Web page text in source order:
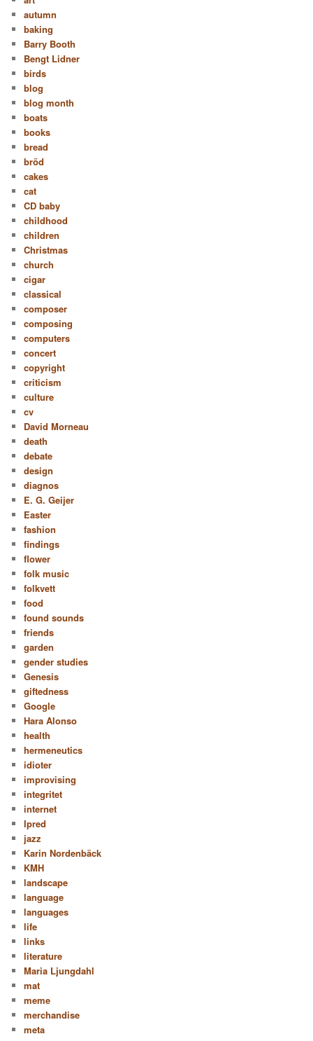
autumn
baking
Barry Booth
Bengt Lidner
birds
blog
blog month
boats
books
bread
bröd
cakes
cat
CD baby
childhood
children
Christmas
church
cigar
classical
composer
composing
computers
concert
copyright
criticism
culture
cv
David Morneau
death
debate
design
diagnos
E. G. Geijer
Easter
fashion
findings
flower
folk music
folkvett
food
found sounds
friends
garden
gender studies
Genesis
giftedness
Google
Hara Alonso
health
hermeneutics
idioter
improvising
integritet
internet
Ipred
jazz
Karin Nordenbäck
KMH
landscape
language
languages
life
links
literature
Maria Ljungdahl
mat
meme
merchandise
meta